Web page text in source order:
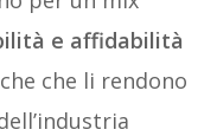
e affidabilità
che li rendono